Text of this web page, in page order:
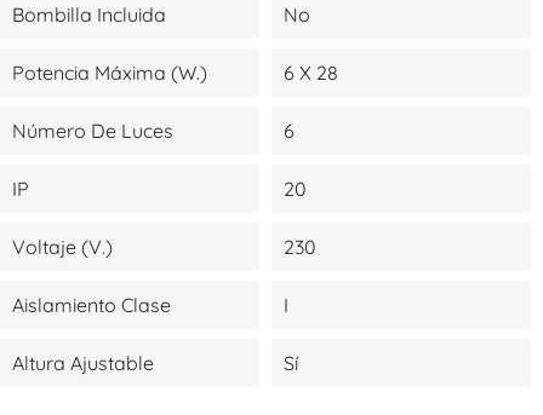
Bombilla Incluida No
Potencia Máxima (W.) 6 X 28
Número De Luces 6
IP 20
Voltaje (V.) 230
Aislamiento Clase I
Altura Ajustable Sí